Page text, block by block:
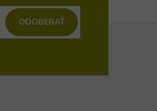
ODOBERAŤ